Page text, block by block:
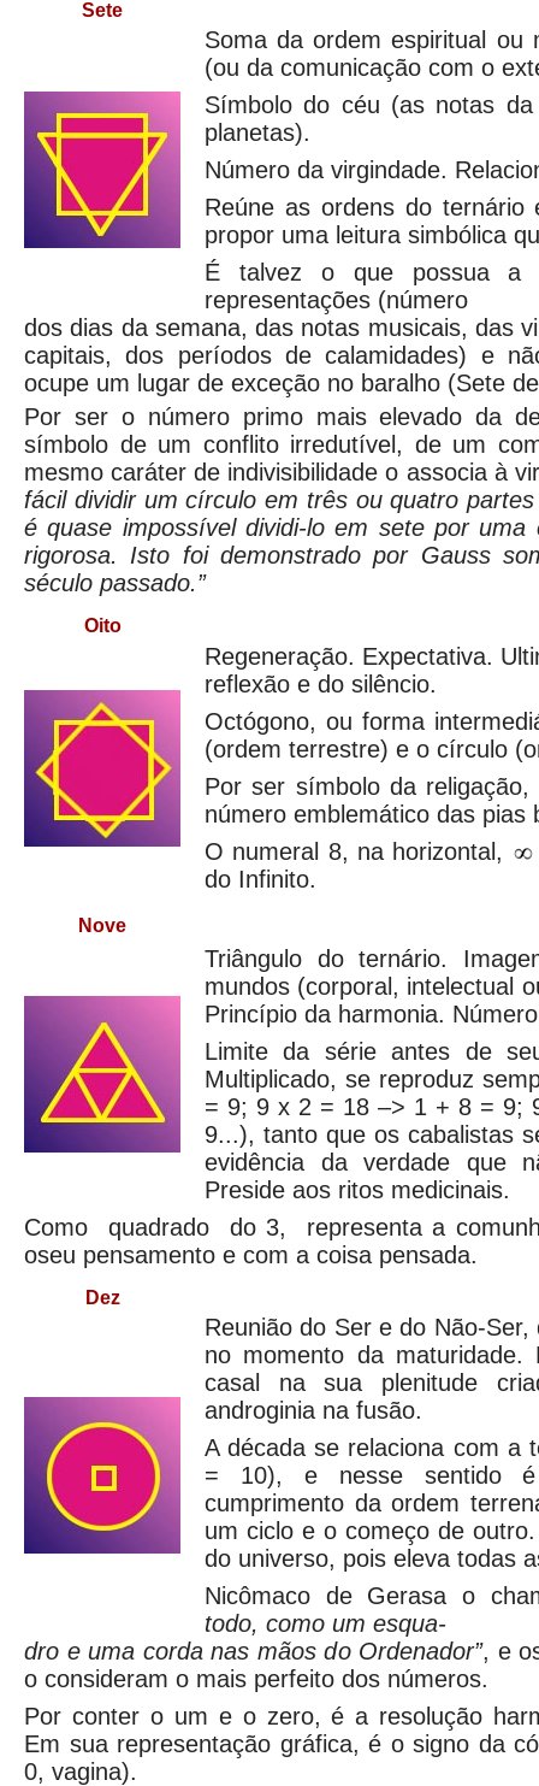
Sete
Soma da ordem espiritual ou
(ou da comunicação com o
Símbolo do céu (as notas
planetas).
Número da virgindade.
Reúne as ordens do ternário
propor uma leitura simbólica
É talvez o que possua a
representações (número
dos dias da semana, das notas musicais, das
capitais, dos períodos de calamidades) e
ocupe um lugar de exceção no baralho (Sete
Por ser o número primo mais elevado da
símbolo de um conflito irredutível, de um
mesmo caráter de indivisibilidade o associa à
fácil dividir um círculo em três ou quatro
é quase impossível dividi-lo em sete por uma
rigorosa. Isto foi demonstrado por Gauss
século passado.”
Oito
Regeneração. Expectativa.
reflexão e do silêncio.
Octógono, ou forma
(ordem terrestre) e o círculo
Por ser símbolo da
número emblemático das pias
O numeral 8, na horizontal,
do Infinito.
Nove
Triângulo do ternário.
mundos (corporal, intelectual
Princípio da harmonia.
Limite da série antes de
Multiplicado, se reproduz
= 9; 9 x 2 = 18 –> 1 + 8 = 9;
9...), tanto que os cabalistas
evidência da verdade que
Preside aos ritos medicinais.
Como quadrado do 3, representa a
oseu pensamento e com a coisa pensada.
Dez
Reunião do Ser e do Não-
no momento da
casal na sua plenitude
androginia na fusão.
A década se relaciona com a
= 10), e nesse sentido
cumprimento da ordem
um ciclo e o começo de
do universo, pois eleva todas
Nicômaco de Gerasa o
todo, como um esqua-
dro e uma corda nas mãos do Ordenador”, e
o consideram o mais perfeito dos números.
Por conter o um e o zero, é a resolução
Em sua representação gráfica, é o signo da
0, vagina).